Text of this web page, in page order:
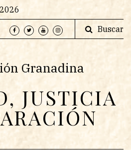
Buscar
Granadina
JUSTICIA